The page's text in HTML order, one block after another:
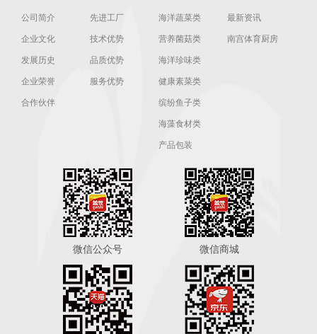
公司简介
企业文化
发展历史
企业荣誉
合作伙伴
先进工厂
技术优势
品质优势
服务优势
海洋蔬菜类
营养菌菇类
海洋珍味类
健康素菜类
缤纷鱼子类
海藻食材类
产品包装
最新资讯
南宫体育厨房
微信公众号 微信商城